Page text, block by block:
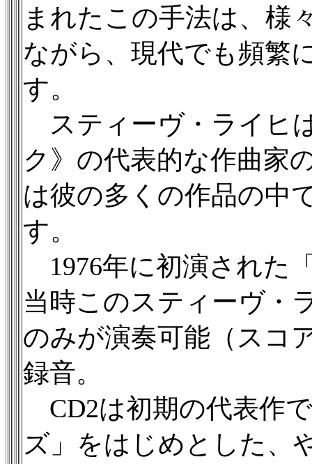
まれたこの手法は、様
ながら、現代でも頻繁
す。
スティーヴ・ライヒ
ク》の代表的な作曲家
は彼の多くの作品の中
す。
1976年に初演された
当時このスティーヴ・
のみが演奏可能（スコ
録音。
CD2は初期の代表作
ズ」をはじめとした、